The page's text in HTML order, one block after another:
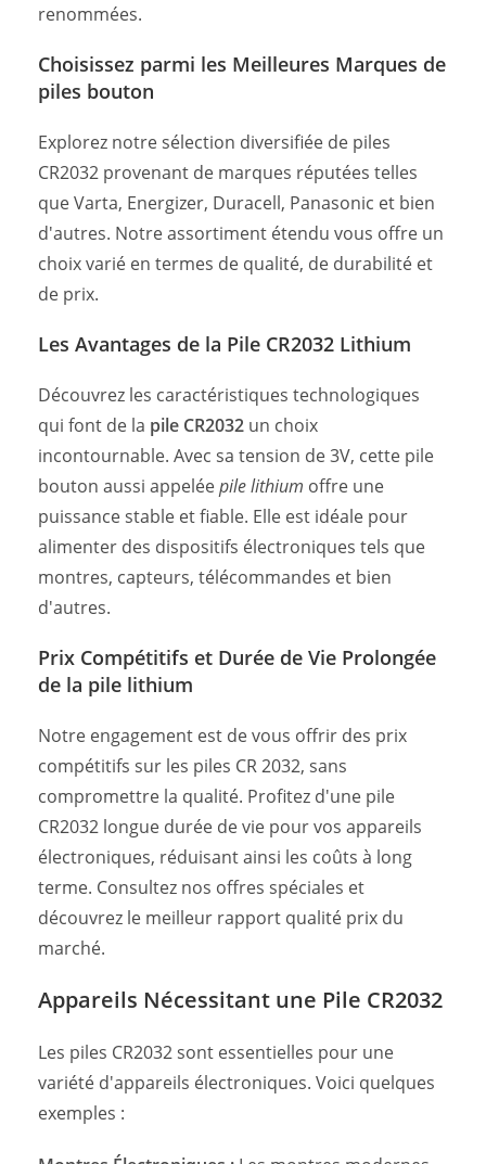
renommées.
Choisissez parmi les Meilleures Marques de
piles bouton
Explorez notre sélection diversifiée de piles
CR2032 provenant de marques réputées telles
que Varta, Energizer, Duracell, Panasonic et bien
d'autres. Notre assortiment étendu vous offre un
choix varié en termes de qualité, de durabilité et
de prix.
Les Avantages de la Pile CR2032 Lithium
Découvrez les caractéristiques technologiques
qui font de la pile CR2032 un choix
incontournable. Avec sa tension de 3V, cette pile
bouton aussi appeléepile lithium offre une
puissance stable et fiable. Elle est idéale pour
alimenter des dispositifs électroniques tels que
montres, capteurs, télécommandes et bien
d'autres.
Prix Compétitifs et Durée de Vie Prolongée
de la pile lithium
Notre engagement est de vous offrir des prix
compétitifs sur les piles CR 2032, sans
compromettre la qualité. Profitez d'une pile
CR2032 longue durée de vie pour vos appareils
électroniques, réduisant ainsi les coûts à long
terme. Consultez nos offres spéciales et
découvrez le meilleur rapport qualité prix du
marché.
Appareils Nécessitant une Pile CR2032
Les piles CR2032 sont essentielles pour une
variété d'appareils électroniques. Voici quelques
exemples :